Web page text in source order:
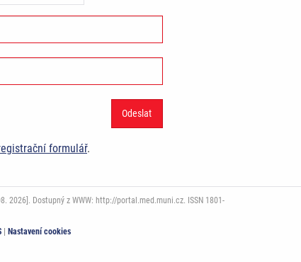
formulář.
2026]. Dostupný z WWW: http://portal.med.muni.cz. ISSN 1801-
| Nastavení cookies